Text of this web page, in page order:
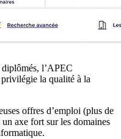
diplômés, l’APEC
la qualité à la
offres d’emploi (plus de
axe fort sur les domaines